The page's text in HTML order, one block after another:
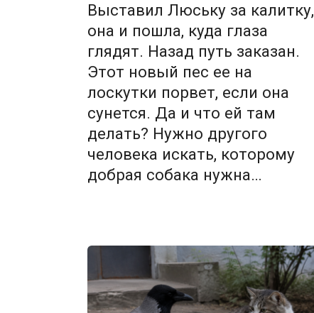
Выставил Люську за калитку,
она и пошла, куда глаза
глядят. Назад путь заказан.
Этот новый пес ее на
лоскутки порвет, если она
сунется. Да и что ей там
делать? Нужно другого
человека искать, которому
добрая собака нужна…